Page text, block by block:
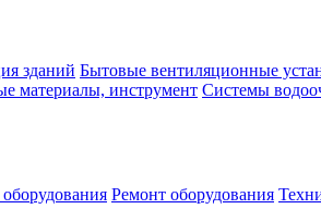
зданий Бытовые вентиляционные
материалы, инструмент Системы
Ремонт оборудования